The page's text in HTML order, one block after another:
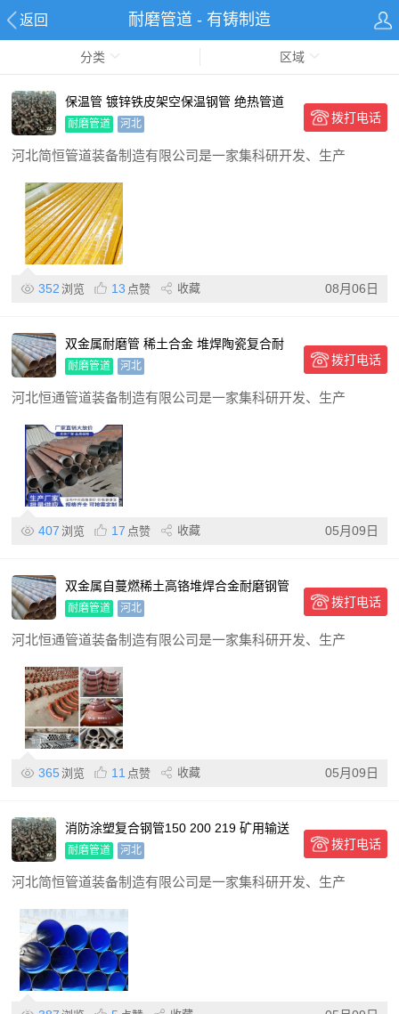
返回 耐磨管道 - 有铸制造
分类 区域
保温管 镀锌铁皮架空保温钢管 绝热管道
防水能力强 现货
耐磨管道 河北 拨打电话
河北简恒管道装备制造有限公司是一家集科研开发、生产
352 浏览 13 点赞 收藏 08月06日
双金属耐磨管 稀土合金 堆焊陶瓷复合耐
磨管道 定制批发
耐磨管道 河北 拨打电话
河北恒通管道装备制造有限公司是一家集科研开发、生产
407 浏览 17 点赞 收藏 05月09日
双金属自蔓燃稀土高铬堆焊合金耐磨钢管
弯头 冶金输灰送粉管道
耐磨管道 河北 拨打电话
河北恒通管道装备制造有限公司是一家集科研开发、生产
365 浏览 11 点赞 收藏 05月09日
消防涂塑复合钢管150 200 219 矿用输送
复合管道 耐
耐磨管道 河北 拨打电话
河北简恒管道装备制造有限公司是一家集科研开发、生产